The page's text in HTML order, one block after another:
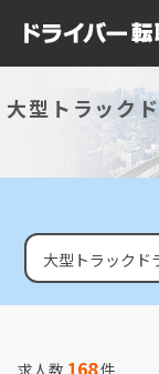
大型トラック
大型トラックド
求人数 168件